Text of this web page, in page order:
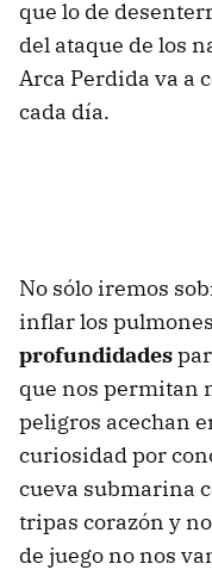
que lo de
del ataque de los
Arca Perdida va a
cada día.
No sólo iremos
inflar los
profundidades
que nos permitan
peligros acechan
curiosidad por
cueva submarina
tripas corazón y
de juego no nos